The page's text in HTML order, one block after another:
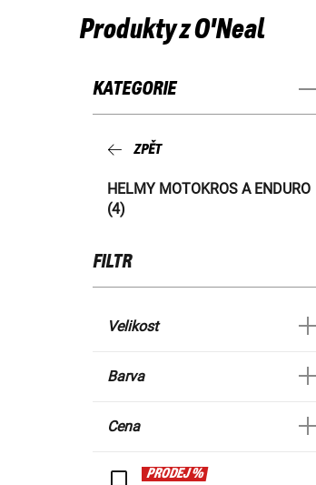
Produkty z O'Neal
KATEGORIE
ZPĚT
HELMY MOTOKROS A ENDURO
(4)
FILTR
Velikost
Barva
Cena
PRODEJ %